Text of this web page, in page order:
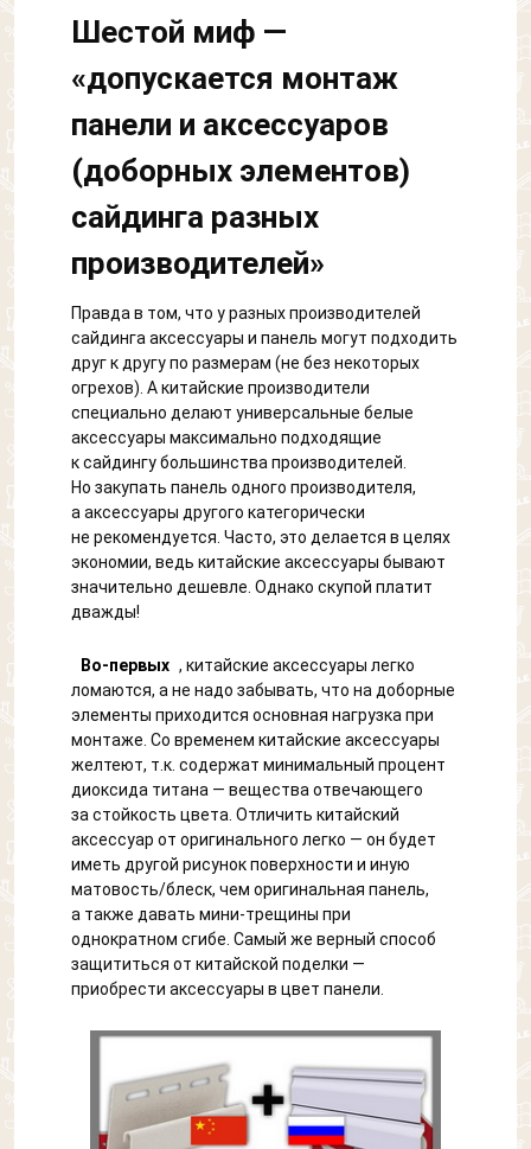
Шестой миф —
«допускается монтаж
панели и аксессуаров
(доборных элементов)
сайдинга разных
производителей»
Правда в том, что у разных производителей
сайдинга аксессуары и панель могут подходить
друг к другу по размерам (не без некоторых
огрехов). А китайские производители
специально делают универсальные белые
аксессуары максимально подходящие
к сайдингу большинства производителей.
Но закупать панель одного производителя,
а аксессуары другого категорически
не рекомендуется. Часто, это делается в целях
экономии, ведь китайские аксессуары бывают
значительно дешевле. Однако скупой платит
дважды!
Во-первых , китайские аксессуары легко
ломаются, а не надо забывать, что на доборные
элементы приходится основная нагрузка при
монтаже. Со временем китайские аксессуары
желтеют, т.к. содержат минимальный процент
диоксида титана — вещества отвечающего
за стойкость цвета. Отличить китайский
аксессуар от оригинального легко — он будет
иметь другой рисунок поверхности и иную
матовость/блеск, чем оригинальная панель,
а также давать мини-трещины при
однократном сгибе. Самый же верный способ
защититься от китайской поделки —
приобрести аксессуары в цвет панели.
Обратный звонок
Согласен на обработку персональных данных
Выберите картинку где
Ваше сообщение
Согласен на обработку персональных данных
Выберите картинку где
изображен "Петух"
Выберите файл, размер которого не превышает 3
Согласен на обработку персональных данных
Выберите картинку где
изображен "Петух"
Что вам нужно расчитать?
Забор
Кровля
Фасад
Другое